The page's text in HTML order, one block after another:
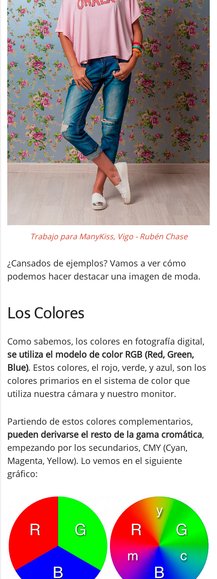
Trabajo para ManyKiss, Vigo - Rubén Chase
¿Cansados de ejemplos? Vamos a ver cómo
podemos hacer destacar una imagen de moda.
Los Colores
Como sabemos, los colores en fotografía digital,
se utiliza el modelo de color RGB (Red, Green,
Blue). Estos colores, el rojo, verde, y azul, son los
colores primarios en el sistema de color que
utiliza nuestra cámara y nuestro monitor.
Partiendo de estos colores complementarios,
pueden derivarse el resto de la gama cromática,
empezando por los secundarios, CMY (Cyan,
Magenta, Yellow). Lo vemos en el siguiente
gráfico: